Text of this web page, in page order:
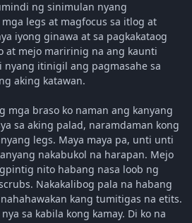
ng sinimulan nyang
legs at magfocus sa itlog at
iyong ginawa at sa pagkakataog
at mejo maririnig na ang kaunti
nyang itinigil ang pagmasahe sa
aking katawan.
mga braso ko naman ang kanyang
sa aking palad, naramdaman kong
legs. Maya maya pa, unti unti
nakabukol na harapan. Mejo
nito habang nasa loob ng
Nakakalibog pala na habang
kang tumitigas na etits.
sa kabila kong kamay. Di ko na